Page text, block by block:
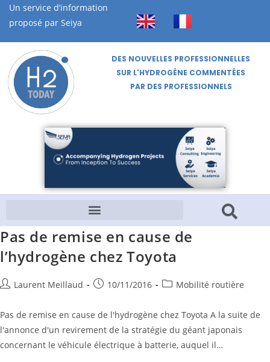
Un service d’information
proposé par Seiya
DES NOUVELLES PROFESSIONNELLES
SUR L'HYDROGÈNE COMMENTÉES
PAR DES PROFESSIONNELS
Pas de remise en cause de
l’hydrogène chez Toyota
Laurent Meillaud 10/11/2016 Mobilité routière
Pas de remise en cause de l'hydrogène chez Toyota A la suite de
l'annonce d'un revirement de la stratégie du géant japonais
concernant le véhicule électrique à batterie, auquel il…